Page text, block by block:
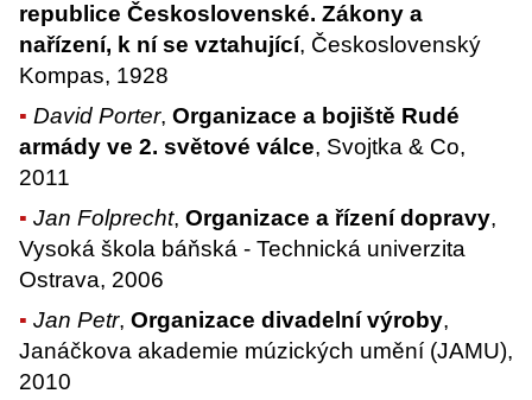
republice Československé. Zákony a
nařízení, k ní se vztahující, Československý
Kompas, 1928
David Porter,Organizace a bojiště Rudé
armády ve 2. světové válce, Svojtka & Co,
2011
Jan Folprecht,Organizace a řízení dopravy,
Vysoká škola báňská - Technická univerzita
Ostrava, 2006
Jan Petr,Organizace divadelní výroby,
Janáčkova akademie múzických umění (JAMU),
2010